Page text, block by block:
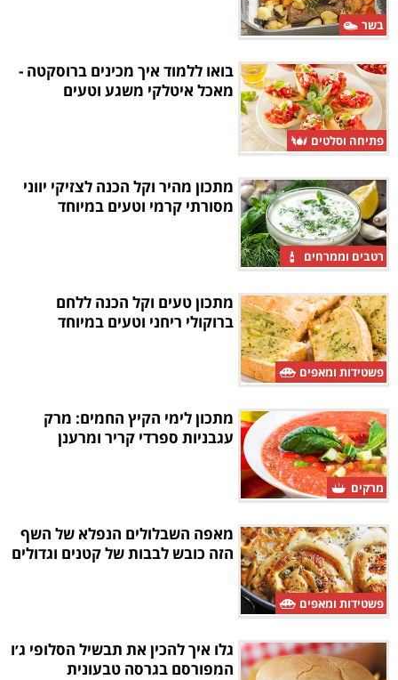
בשר
פתיחה וסלטים
בואו ללמוד איך מכינים ברוסקטה -
מאכל איטלקי משגע וטעים
רטבים וממרחים
מתכון מהיר וקל הכנה לצזיקי יווני
מסורתי קרמי וטעים במיוחד
פשטידות ומאפים
מתכון טעים וקל הכנה ללחם
ברוקולי ריחני וטעים במיוחד
מרקים
מתכון לימי הקיץ החמים: מרק
עגבניות ספרדי קריר ומרענן
פשטידות ומאפים
מאפה השבלולים הנפלא של השף
הזה כובש לבבות של קטנים וגדולים
גלו איך להכין את תבשיל הסלופי ג׳ו
המפורסם בגרסה טבעונית